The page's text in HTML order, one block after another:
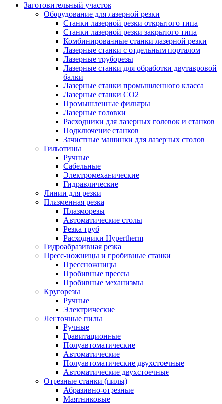
Заготовительный участок
Оборудование для лазерной резки
Станки лазерной резки открытого типа
Станки лазерной резки закрытого типа
Комбинированные станки лазерной резки
Лазерные станки с отдельным порталом
Лазерные труборезы
Лазерные станки для обработки двутавровой
балки
Лазерные станки промышленного класса
Лазерные станки CO2
Промышленные фильтры
Лазерные головки
Расходники для лазерных головок и станков
Подключение станков
Зачистные машинки для лазерных столов
Гильотины
Ручные
Сабельные
Электромеханические
Гидравлические
Линии для резки
Плазменная резка
Плазморезы
Автоматические столы
Резка труб
Расходники Hypertherm
Гидроабразивная резка
Пресс-ножницы и пробивные станки
Прессножницы
Пробивные прессы
Пробивные механизмы
Кругорезы
Ручные
Электрические
Ленточные пилы
Ручные
Гравитационные
Полуавтоматические
Автоматические
Полуавтоматические двухстоечные
Автоматические двухстоечные
Отрезные станки (пилы)
Абразивно-отрезные
Маятниковые